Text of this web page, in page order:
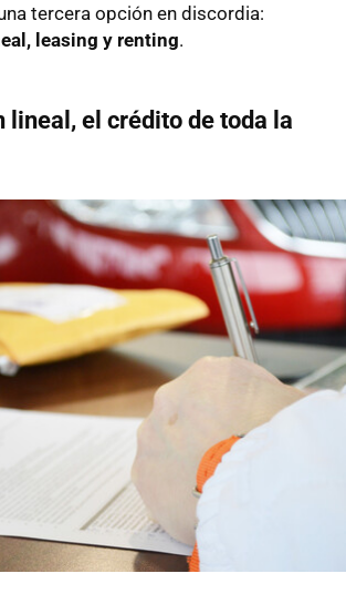
tercera opción en discordia:
leasing y renting.
lineal, el crédito de toda la